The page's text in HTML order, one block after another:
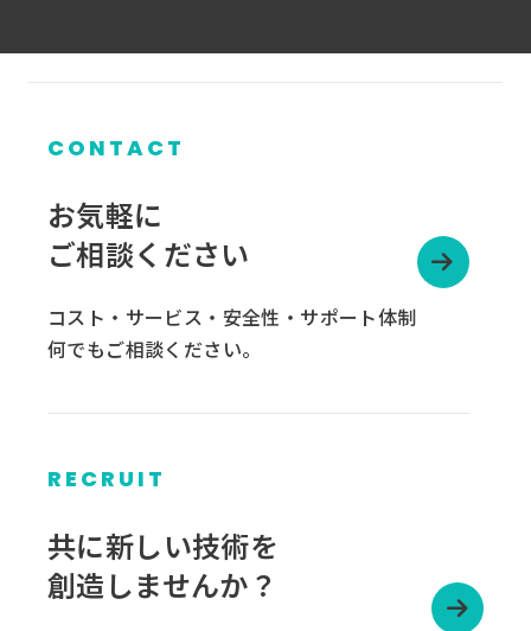
CONTACT
お気軽に
ご相談ください
コスト・サービス・安全性・サポート体制
何でもご相談ください。
RECRUIT
共に新しい技術を
創造しませんか？
ル
ー
プ